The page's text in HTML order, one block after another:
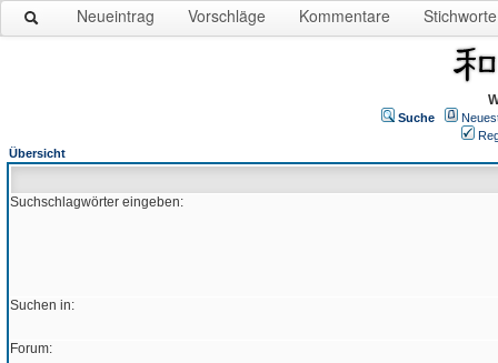
Neueintrag Vorschläge Kommentare Stichworte
Suche
Übersicht
Suchschlagwörter eingeben:
Suchen in:
Forum: